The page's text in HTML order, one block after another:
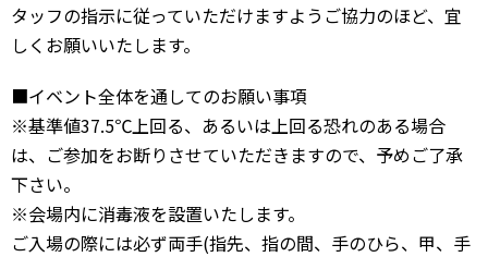
タッフの指示に従っていただけますようご協力のほど、宜
しくお願いいたします。
■イベント全体を通してのお願い事項
※基準値37.5℃上回る、あるいは上回る恐れのある場合
は、ご参加をお断りさせていただきますので、予めご了承
下さい。
※会場内に消毒液を設置いたします。
ご入場の際には必ず両手(指先、指の間、手のひら、甲、手